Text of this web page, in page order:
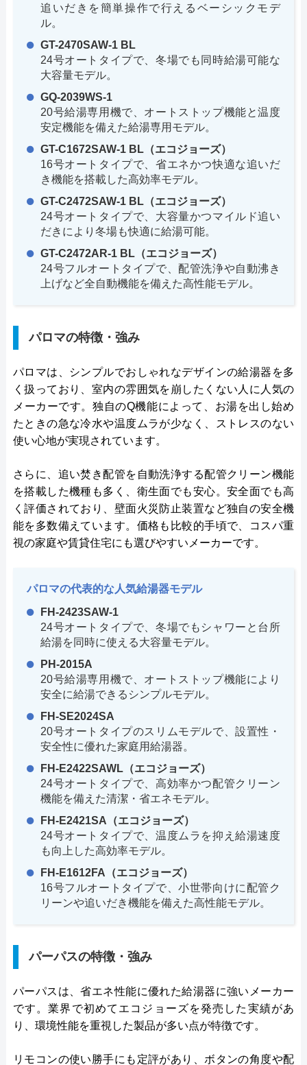
追いだきを簡単操作で行えるベーシックモデ
ル。
GT-2470SAW-1 BL
24号オートタイプで、冬場でも同時給湯可能な
大容量モデル。
GQ-2039WS-1
20号給湯専用機で、オートストップ機能と温度
安定機能を備えた給湯専用モデル。
GT-C1672SAW-1 BL（エコジョーズ）
16号オートタイプで、省エネかつ快適な追いだ
き機能を搭載した高効率モデル。
GT-C2472SAW-1 BL（エコジョーズ）
24号オートタイプで、大容量かつマイルド追い
だきにより冬場も快適に給湯可能。
GT-C2472AR-1 BL（エコジョーズ）
24号フルオートタイプで、配管洗浄や自動沸き
上げなど全自動機能を備えた高性能モデル。
パロマの特徴・強み
パロマは、シンプルでおしゃれなデザインの給湯器を多
く扱っており、室内の雰囲気を崩したくない人に人気の
メーカーです。独自のQ機能によって、お湯を出し始め
たときの急な冷水や温度ムラが少なく、ストレスのない
使い心地が実現されています。
さらに、追い焚き配管を自動洗浄する配管クリーン機能
を搭載した機種も多く、衛生面でも安心。安全面でも高
く評価されており、壁面火災防止装置など独自の安全機
能を多数備えています。価格も比較的手頃で、コスパ重
視の家庭や賃貸住宅にも選びやすいメーカーです。
パロマの代表的な人気給湯器モデル
FH-2423SAW-1
24号オートタイプで、冬場でもシャワーと台所
給湯を同時に使える大容量モデル。
PH-2015A
20号給湯専用機で、オートストップ機能により
安全に給湯できるシンプルモデル。
FH-SE2024SA
20号オートタイプのスリムモデルで、設置性・
安全性に優れた家庭用給湯器。
FH-E2422SAWL（エコジョーズ）
24号オートタイプで、高効率かつ配管クリーン
機能を備えた清潔・省エネモデル。
FH-E2421SA（エコジョーズ）
24号オートタイプで、温度ムラを抑え給湯速度
も向上した高効率モデル。
FH-E1612FA（エコジョーズ）
16号フルオートタイプで、小世帯向けに配管ク
リーンや追いだき機能を備えた高性能モデル。
パーパスの特徴・強み
パーパスは、省エネ性能に優れた給湯器に強いメーカー
です。業界で初めてエコジョーズを発売した実績があ
り、環境性能を重視した製品が多い点が特徴です。
リモコンの使い勝手にも定評があり、ボタンの角度や配